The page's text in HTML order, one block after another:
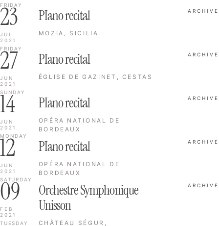
FRIDAY
23
JUL
2021
FRIDAY
PIano recital
MOZIA, SICILIA
ARCHIVE
27
JUN
2021
SUNDAY
PIano recital
ÉGLISE DE GAZINET, CESTAS
ARCHIVE
14
JUN
2021
MONDAY
PIano recital
OPÉRA NATIONAL DE
BORDEAUX
ARCHIVE
12
JUN
2021
SATURDAY
PIano recital
OPÉRA NATIONAL DE
BORDEAUX
ARCHIVE
09
FEB
2021
TUESDAY
Orchestre Symphonique
Unisson
CHÂTEAU SÉGUR,
ARCHIVE